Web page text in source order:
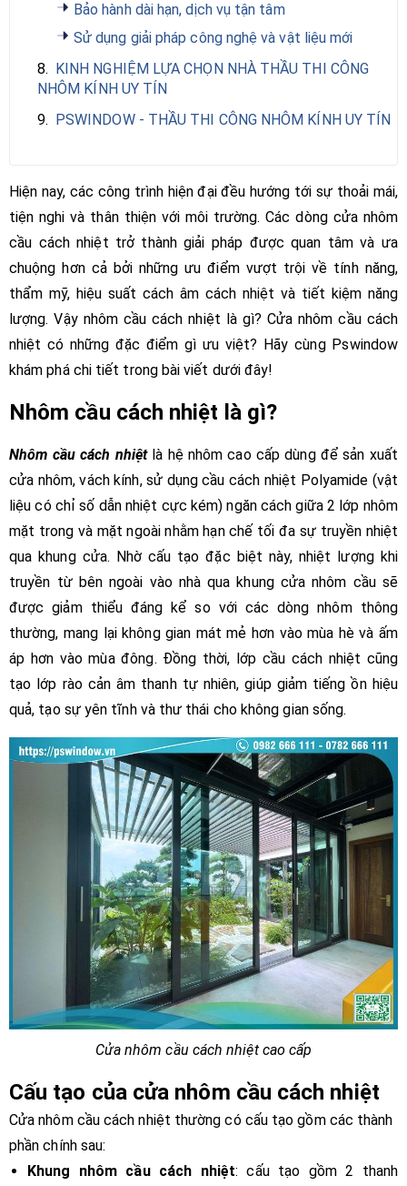
Bảo hành dài hạn, dịch vụ tận tâm
Sử dụng giải pháp công nghệ và vật liệu mới
8. KINH NGHIỆM LỰA CHỌN NHÀ THẦU THI CÔNG
NHÔM KÍNH UY TÍN
9. PSWINDOW - THẦU THI CÔNG NHÔM KÍNH UY TÍN
Hiện nay, các công trình hiện đại đều hướng tới sự thoải mái,
tiện nghi và thân thiện với môi trường. Các dòng cửa nhôm
cầu cách nhiệt trở thành giải pháp được quan tâm và ưa
chuộng hơn cả bởi những ưu điểm vượt trội về tính năng,
thẩm mỹ, hiệu suất cách âm cách nhiệt và tiết kiệm năng
lượng. Vậy nhôm cầu cách nhiệt là gì? Cửa nhôm cầu cách
nhiệt có những đặc điểm gì ưu việt? Hãy cùng Pswindow
khám phá chi tiết trong bài viết dưới đây!
Nhôm cầu cách nhiệt là gì?
Nhôm cầu cách nhiệt là hệ nhôm cao cấp dùng để sản xuất
cửa nhôm, vách kính, sử dụng cầu cách nhiệt Polyamide (vật
liệu có chỉ số dẫn nhiệt cực kém) ngăn cách giữa 2 lớp nhôm
mặt trong và mặt ngoài nhằm hạn chế tối đa sự truyền nhiệt
qua khung cửa. Nhờ cấu tạo đặc biệt này, nhiệt lượng khi
truyền từ bên ngoài vào nhà qua khung cửa nhôm cầu sẽ
được giảm thiểu đáng kể so với các dòng nhôm thông
thường, mang lại không gian mát mẻ hơn vào mùa hè và ấm
áp hơn vào mùa đông. Đồng thời, lớp cầu cách nhiệt cũng
tạo lớp rào cản âm thanh tự nhiên, giúp giảm tiếng ồn hiệu
quả, tạo sự yên tĩnh và thư thái cho không gian sống.
Cửa nhôm cầu cách nhiệt cao cấp
Cấu tạo của cửa nhôm cầu cách nhiệt
Cửa nhôm cầu cách nhiệt thường có cấu tạo gồm các thành
phần chính sau:
Khung nhôm cầu cách nhiệt: cấu tạo gồm 2 thanh